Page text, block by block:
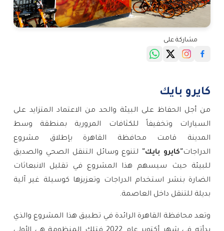
مشاركة على
كايرو بايك
من أجل الحفاظ على البيئة والحد من الاعتماد المتزايد على
السيارات وتخفيفاً للكثافات المرورية بمنطقة وسط
المدينة
قامت محافظة القاهرة بإطلاق مشروع
الدراجات "كايرو بايك" لتنوع وسائل التنقل الصحي والصديق
للبيئة حيث سيسهم هذا المشروع في تقليل الانبعاثات
الضارة بنشر استخدام الدراجات وتعزيزها كوسيلة غير آلية
بديلة للتنقل داخل العاصمة.
وتعد محافظة القاهرة الرائدة في تطبيق هذا المشروع والذي